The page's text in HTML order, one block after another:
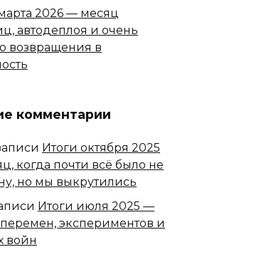
2026 — месяц
автодеплоя и очень
возвращения в
комментарии
Итоги октября 2025
когда почти всё было не
но мы выкрутились
Итоги июля 2025 —
экспериментов и
войн